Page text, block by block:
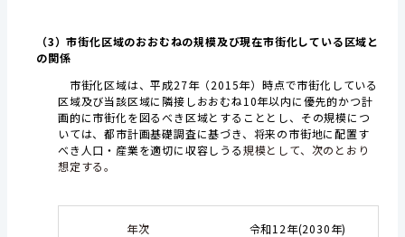
（3）市街化区域のおおむねの規模及び現在市街化している区域と
の関係
市街化区域は、平成27年（2015年）時点で市街化している
区域及び当該区域に隣接しおおむね10年以内に優先的かつ計
画的に市街化を図るべき区域とすることとし、その規模につ
いては、都市計画基礎調査に基づき、将来の市街地に配置す
べき人口・産業を適切に収容しうる規模として、次のとおり
想定する。
年次 令和12年(2030年)